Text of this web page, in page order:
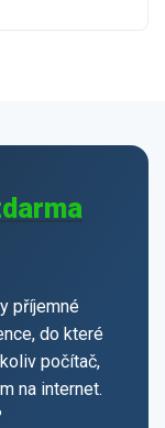
příjemné
do které
počítač,
na internet.